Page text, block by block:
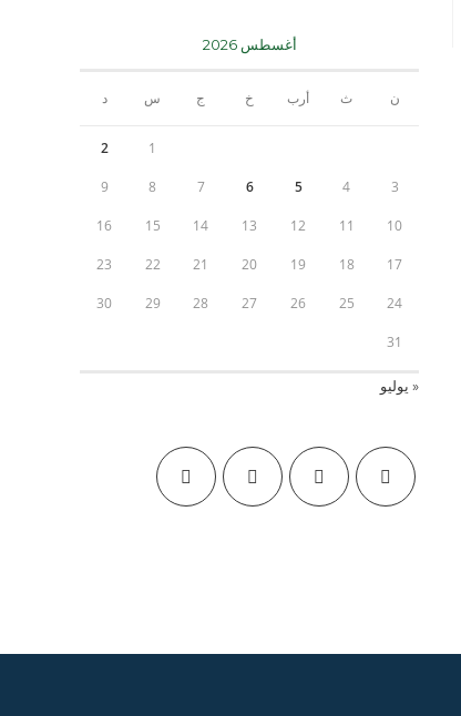
أغسطس 2026
ن ث أرب خ ج س د
1
2
3
4
5
6
7
8
9
10
11
12
13
14
15
16
17
18
19
20
21
22
23
24
25
26
27
28
29
30
31
« يوليو